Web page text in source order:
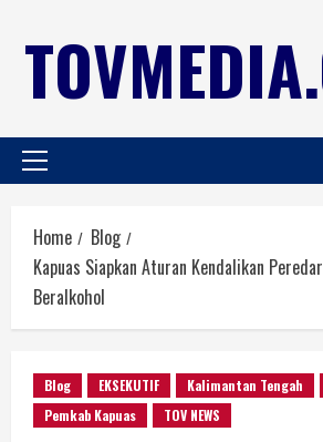
Home
Blog
Kapuas Siapkan Aturan Kendalikan
Beralkohol
Blog EKSEKUTIF Kalimantan Tengah
Pemkab Kapuas
TOV NEWS